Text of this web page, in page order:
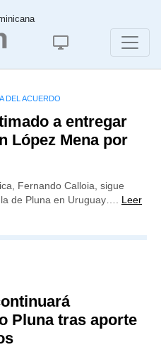
DEL ACUERDO
a entregar
López Mena por
Fernando Calloia, sigue
de Pluna en Uruguay…. Leer
Pluna tras aporte